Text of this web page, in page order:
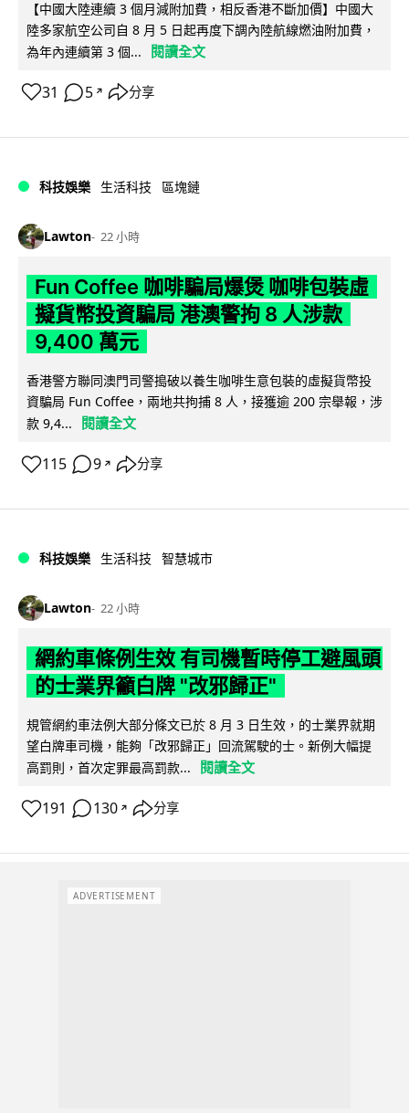
【中國大陸連續 3 個月減附加費，相反香港不斷加價】中國大
陸多家航空公司自 8 月 5 日起再度下調內陸航線燃油附加費，
為年內連續第 3 個...
閱讀全文
31 5 ↗ 分享
科技娛樂 生活科技 區塊鏈
Lawton 22 小時
Fun Coffee 咖啡騙局爆煲 咖啡包裝虛
擬貨幣投資騙局 港澳警拘 8 人涉款
9,400 萬元
香港警方聯同澳門司警搗破以養生咖啡生意包裝的虛擬貨幣投
資騙局 Fun Coffee，兩地共拘捕 8 人，接獲逾 200 宗舉報，涉
款 9,4...
閱讀全文
115 9 ↗ 分享
科技娛樂 生活科技 智慧城市
Lawton 22 小時
網約車條例生效 有司機暫時停工避風頭
的士業界籲白牌 "改邪歸正"
規管網約車法例大部分條文已於 8 月 3 日生效，的士業界就期
望白牌車司機，能夠「改邪歸正」回流駕駛的士。新例大幅提
高罰則，首次定罪最高罰款...
閱讀全文
191 130 ↗ 分享
ADVERTISEMENT